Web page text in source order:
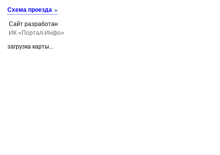
Схема проезда
Сайт разработан
ИК «Портал-Инфо»
загрузка карты...